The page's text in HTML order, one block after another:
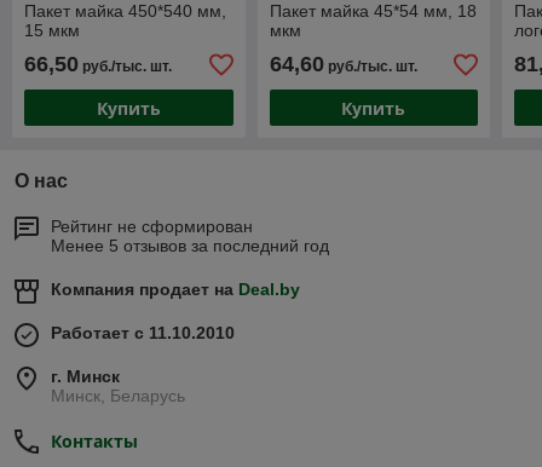
Пакет майка 450*540 мм,
15 мкм
66,50 руб./тыс. шт.
Купить
Пакет майка 45*54 мм, 18
мкм
64,60руб./тыс. шт.
Купить
О нас
Рейтинг не сформирован
Менее 5 отзывов за последний год
Компания продает на Deal.by
Работает с 11.10.2010
г. Минск
Минск, Беларусь
Контакты